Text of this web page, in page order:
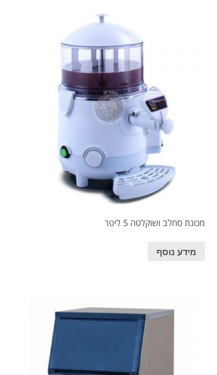
מכונת סחלב ושוקלטה 5 ליטר
מידע נוסף